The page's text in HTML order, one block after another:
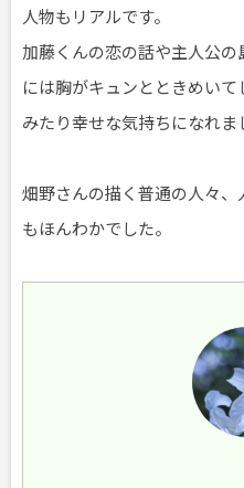
人物もリアルです。
加藤くんの恋の話や主人公
には胸がキュンとときめい
みたり幸せな気持ちになれま
畑野さんの描く普通の人々
もほんわかでした。